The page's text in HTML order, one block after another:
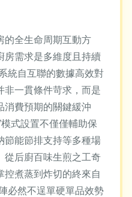
的全生命周期互動方
房需求是多維度且持續
統自互聯的數據高效對
非一貫條件苛求，而是
消費預期的關鍵緩沖
式設置不僅僅輔助保
節能節排支持等多種場
從后廚百味生煎之工奇
控煮蒸到炸切的終來自
必然不逞單硬單品效勢